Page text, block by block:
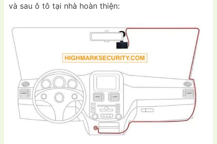
và sau ô tô tại nhà hoàn thiện: